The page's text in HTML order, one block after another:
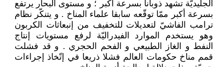
الجليديّة تشهد ذوبانا بسرعة أكبر ؛ و مستوى البحار يرتفع
بسرعة أكبر ممّا توقّعه سابقا علماء المناخ . و يتنكّر نظام
ترامب الفاشيّ لتعديلات للتخفيف من إنبعاثات الكربون
وهو يستخدم الموارد الفيدراليّة لرفع مستويات إنتاج
النفط و الغاز الطبيعي و الفحم الحجري . و قد فشلت
قمم مناخ حكومات العالم فشلا ذريعا في إتّخاذ إجراءات